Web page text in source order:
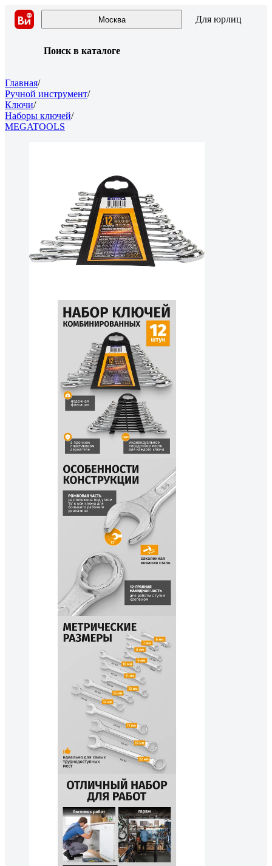
Москва Для юрлиц
Поиск в каталоге
Главная/
Ручной инструмент/
Ключи/
Наборы ключей/
MEGATOOLS